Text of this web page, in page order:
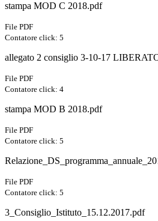
stampa MOD C 2018.pdf
File PDF
Contatore click: 5
allegato 2 consiglio 3-10-17
File PDF
Contatore click: 4
stampa MOD B 2018.pdf
File PDF
Contatore click: 5
File PDF
Contatore click: 5
3_Consiglio_Istituto_15.12.2017.pdf